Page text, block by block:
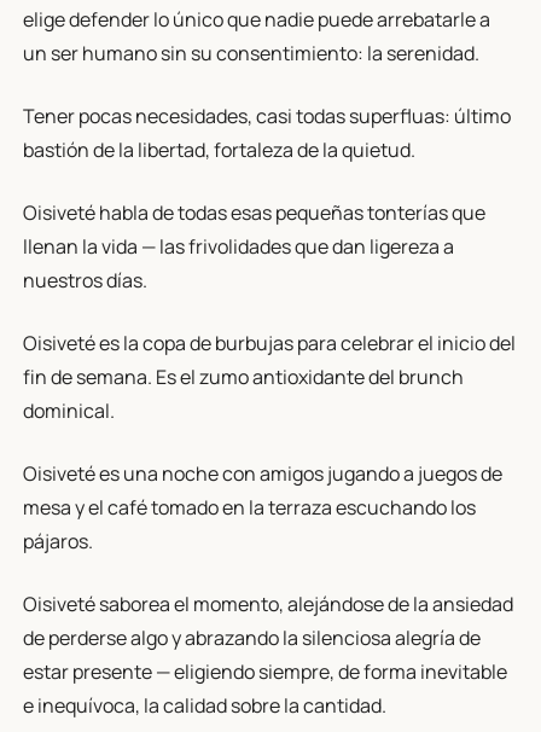
elige defender lo único que nadie puede arrebatarle a
un ser humano sin su consentimiento: la serenidad.
Tener pocas necesidades, casi todas superfluas: último
bastión de la libertad, fortaleza de la quietud.
Oisiveté habla de todas esas pequeñas tonterías que
llenan la vida — las frivolidades que dan ligereza a
nuestros días.
Oisiveté es la copa de burbujas para celebrar el inicio del
fin de semana. Es el zumo antioxidante del brunch
dominical.
Oisiveté es una noche con amigos jugando a juegos de
mesa y el café tomado en la terraza escuchando los
pájaros.
Oisiveté saborea el momento, alejándose de la ansiedad
de perderse algo y abrazando la silenciosa alegría de
estar presente — eligiendo siempre, de forma inevitable
e inequívoca, la calidad sobre la cantidad.